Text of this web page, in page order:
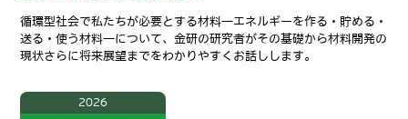
循環型社会で私たちが必要とする材料―エネルギーを作る・貯める・
送る・使う材料―について、金研の研究者がその基礎から材料開発の
現状さらに将来展望までをわかりやすくお話しします。
2026